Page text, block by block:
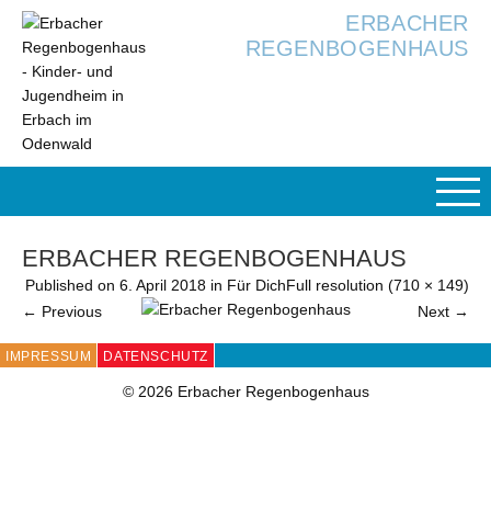
ERBACHER
REGENBOGENHAUS
ERBACHER REGENBOGENHAUS
Published on 6. April 2018 in Für DichFull resolution (710 × 149)
← Previous Next →
IMPRESSUM DATENSCHUTZ
© 2026 Erbacher Regenbogenhaus